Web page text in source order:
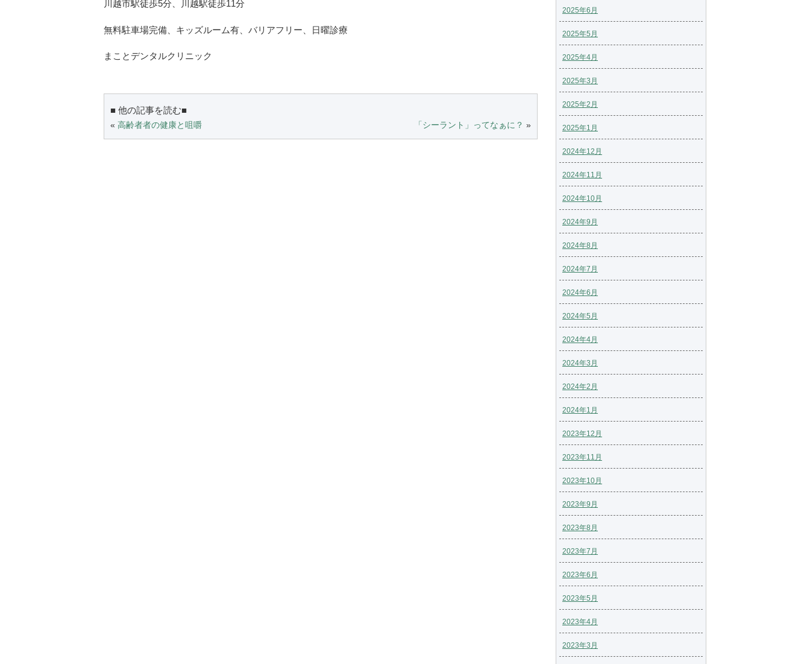
川越市駅徒歩5分、川越駅徒歩11分
無料駐車場完備、キッズルーム有、バリアフリー、日曜診療
まことデンタルクリニック
■ 他の記事を読む■
« 高齢者者の健康と咀嚼 「シーラント」ってなぁに？ »
2025年6月
2025年5月
2025年4月
2025年3月
2025年2月
2025年1月
2024年12月
2024年11月
2024年10月
2024年9月
2024年8月
2024年7月
2024年6月
2024年5月
2024年4月
2024年3月
2024年2月
2024年1月
2023年12月
2023年11月
2023年10月
2023年9月
2023年8月
2023年7月
2023年6月
2023年5月
2023年4月
2023年3月